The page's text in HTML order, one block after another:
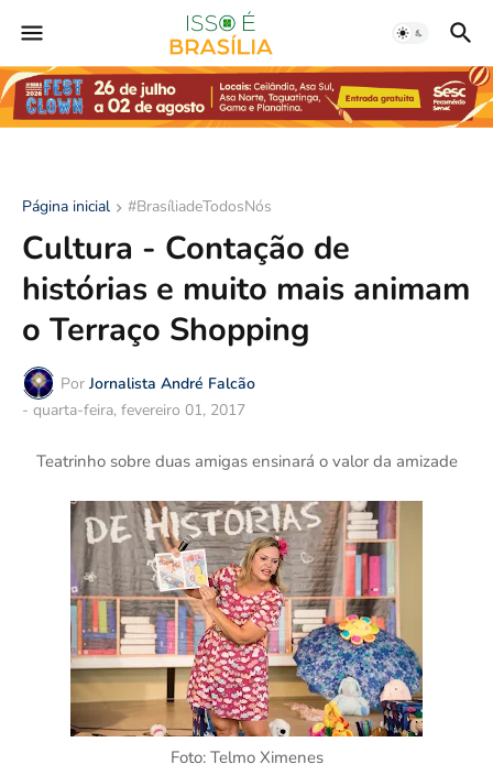
Página inicial #BrasíliadeTodosNós
Cultura - Contação de
histórias e muito mais animam
o Terraço Shopping
Por Jornalista André Falcão
- quarta-feira, fevereiro 01, 2017
Teatrinho sobre duas amigas ensinará o valor da amizade
Foto: Telmo Ximenes